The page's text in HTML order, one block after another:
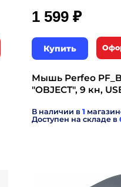
1 599 ₽
Купить
Мышь Perfeo
"OBJECT", 9 кн,
В наличии в 1
Доступен на складе в